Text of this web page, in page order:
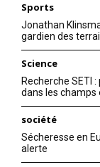
Sports
Jonathan
gardien des
Science
Recherche SETI
dans les champs
société
Sécheresse en
alerte